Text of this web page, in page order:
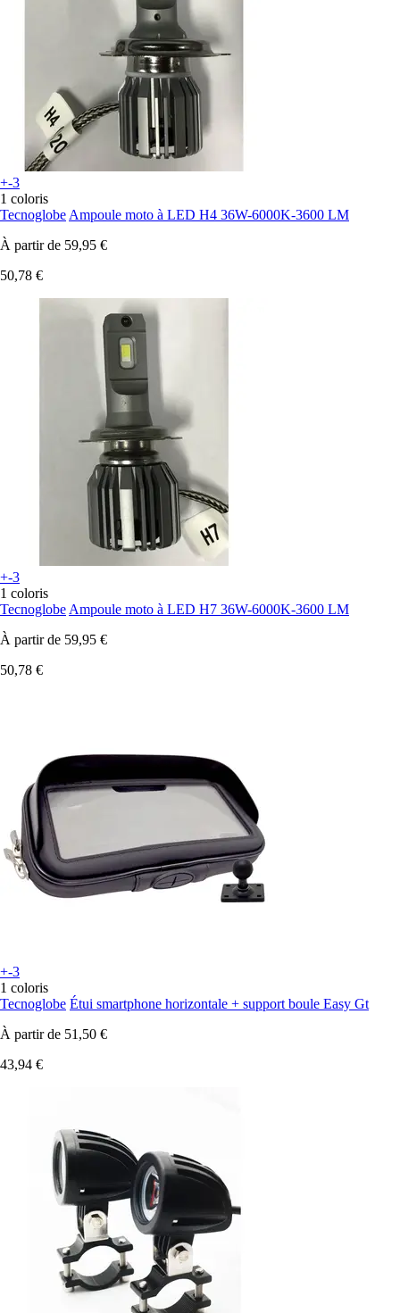
+-3
1 coloris
Tecnoglobe Ampoule moto à LED H4 36W-6000K-3600 LM
À partir de 59,95 €
50,78 €
+-3
1 coloris
Tecnoglobe Ampoule moto à LED H7 36W-6000K-3600 LM
À partir de 59,95 €
50,78 €
+-3
1 coloris
Tecnoglobe Étui smartphone horizontale + support boule Easy Gt
À partir de 51,50 €
43,94 €